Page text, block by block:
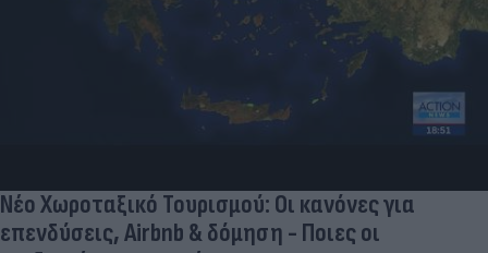
Γιατί οι Έλληνες γελάσαμε πολύ με τη νέα
αυτό που νομίζουμε)